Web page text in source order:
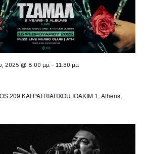
2025 @ 8:00 μμ- 11:30 μμ
209 KAI PATRIARXOU IOAKIM 1, Athens,